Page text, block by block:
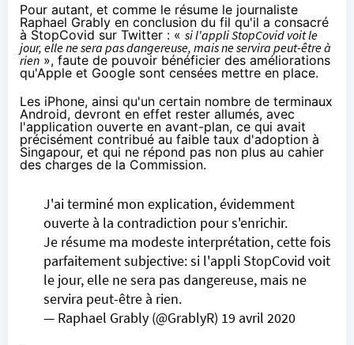
Pour autant, et comme le résume le journaliste
Raphael Grably en conclusion du fil qu'il a consacré
à StopCovid sur Twitter : « si l'appli StopCovid voit le
jour, elle ne sera pas dangereuse, mais ne servira peut-être à
rien », faute de pouvoir bénéficier des améliorations
qu'Apple et Google sont censées mettre en place.
Les iPhone, ainsi qu'un certain nombre de terminaux
Android, devront en effet rester allumés, avec
l'application ouverte en avant-plan, ce qui avait
précisément contribué au faible taux d'adoption à
Singapour, et qui ne répond pas non plus au cahier
des charges de la Commission.
J'ai terminé mon explication, évidemment
ouverte à la contradiction pour s'enrichir.
Je résume ma modeste interprétation, cette fois
parfaitement subjective: si l'appli StopCovid voit
le jour, elle ne sera pas dangereuse, mais ne
servira peut-être à rien.
— Raphael Grably (@GrablyR) 19 avril 2020